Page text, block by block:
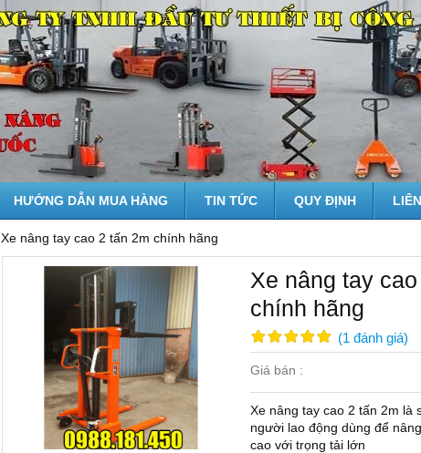
HƯỚNG DẪN MUA HÀNG TIN TỨC QUY ĐỊNH
Xe nâng tay cao 2 tấn 2m chính hãng
Xe nâng tay
chính hãng
(1 đánh giá)
Giá bán :
Xe nâng tay cao 2 tấn 2m là
người lao động dùng để
cao với trọng tải lớn